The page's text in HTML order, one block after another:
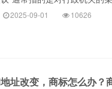
2025-09-01 10626
址改变，商标怎么办？